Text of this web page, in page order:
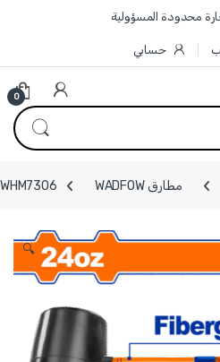
محدودة المسؤولية
حسابي
0
مطارق WADFOW WHM7306 - مطرقة كوشوك سوداء 660 غرام يد فيبر غلاس ماركة WADFOW
🔍